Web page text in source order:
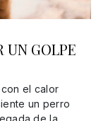
UN GOLPE
el calor
un perro